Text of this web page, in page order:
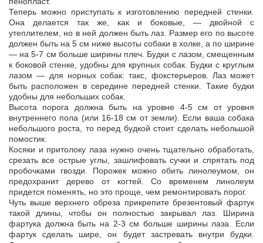
Теперь можно приступать к изготовлению передней стенки.
Она делается так же, как и боковые, — двойной с
утеплителем, но в ней должен быть лаз. Размер его по высоте
должен быть на 5 см ниже высоты собаки в холке, а по ширине
— на 5-7 см больше ширины плеч. Будки с лазом, смещенным
к боковой стенке, удобны для крупных собак. Будки с круглым
лазом — для норных собак: такс, фокстерьеров. Лаз может
быть расположен в середине передней стенки. Такие будки
удобны для небольших собак.
Высота порога должна быть на уровне 4-5 см от уровня
внутреннего пола (или 16-18 см от земли). Если ваша собака
небольшого роста, то перед будкой стоит сделать небольшой
помостик.
Косяки и притолоку лаза нужно очень тщательно обработать,
срезать все острые углы, зашлифовать сучки и спрятать под
пробочками гвозди. Порожек можно обить линолеумом, он
предохранит дерево от когтей. Со временем линолеум
придется поменять, но это проще, чем ремонтировать порог.
Чуть выше верхнего обреза прикрепите брезентовый фартук
такой длины, чтобы он полностью закрывал лаз. Ширина
фартука должна быть на 2-3 см больше ширины лаза. Если
фартук сделать шире, он будет застревать внутри будки.